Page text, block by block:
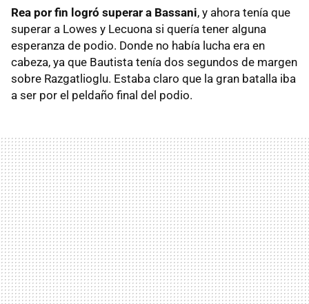
Rea por fin logró superar a Bassani, y ahora tenía que
superar a Lowes y Lecuona si quería tener alguna
esperanza de podio. Donde no había lucha era en
cabeza, ya que Bautista tenía dos segundos de margen
sobre Razgatlioglu. Estaba claro que la gran batalla iba
a ser por el peldaño final del podio.